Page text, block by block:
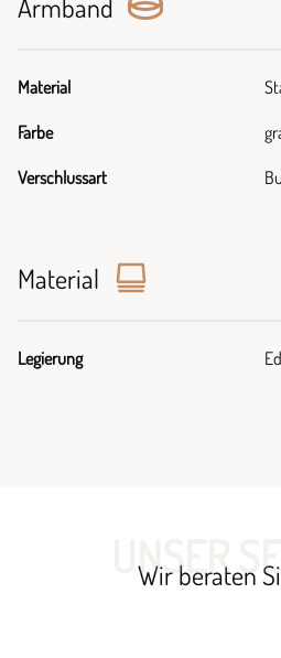
Armband
Material
Farbe
Verschlussart
Material
Legierung
UNSER
Wir beraten